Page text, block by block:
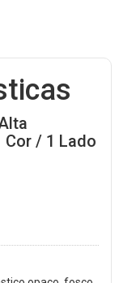
Cor / 1 Lado